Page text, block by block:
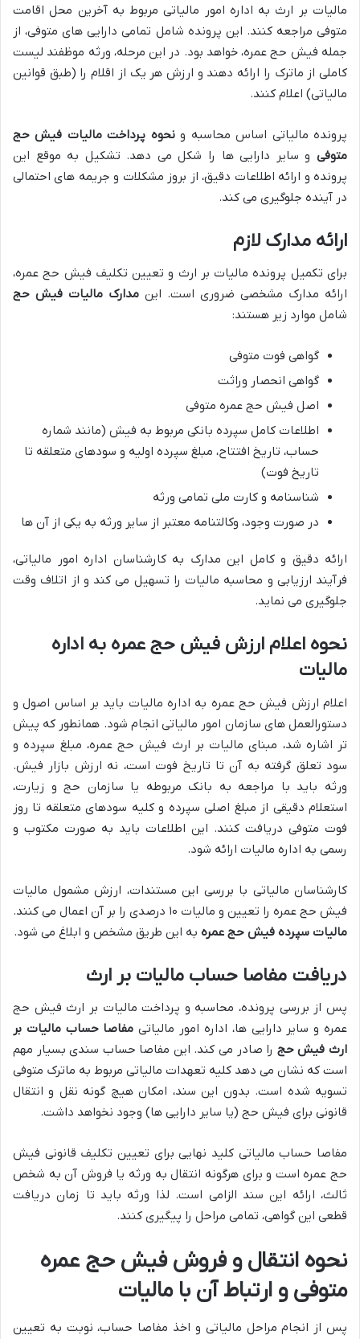
مالیات بر ارث به اداره امور مالیاتی مربوط به آخرین محل اقامت
متوفی مراجعه کنند. این پرونده شامل تمامی دارایی های متوفی، از
جمله فیش حج عمره، خواهد بود. در این مرحله، ورثه موظفند لیست
کاملی از ماترک را ارائه دهند و ارزش هر یک از اقلام را (طبق قوانین
مالیاتی) اعلام کنند.
پرونده مالیاتی اساس محاسبه ونحوه پرداخت مالیات فیش حج
متوفی و سایر دارایی ها را شکل می دهد. تشکیل به موقع این
پرونده و ارائه اطلاعات دقیق، از بروز مشکلات و جریمه های احتمالی
در آینده جلوگیری می کند.
ارائه مدارک لازم
برای تکمیل پرونده مالیات بر ارث و تعیین تکلیف فیش حج عمره،
ارائه مدارک مشخصی ضروری است. این مدارک مالیات فیش حج
شامل موارد زیر هستند:
گواهی فوت متوفی
گواهی انحصار وراثت
اصل فیش حج عمره متوفی
اطلاعات کامل سپرده بانکی مربوط به فیش (مانند شماره
حساب، تاریخ افتتاح، مبلغ سپرده اولیه و سودهای متعلقه تا
تاریخ فوت)
شناسنامه و کارت ملی تمامی ورثه
در صورت وجود، وکالتنامه معتبر از سایر ورثه به یکی از آن ها
ارائه دقیق و کامل این مدارک به کارشناسان اداره امور مالیاتی،
فرآیند ارزیابی و محاسبه مالیات را تسهیل می کند و از اتلاف وقت
جلوگیری می نماید.
نحوه اعلام ارزش فیش حج عمره به اداره
مالیات
اعلام ارزش فیش حج عمره به اداره مالیات باید بر اساس اصول و
دستورالعمل های سازمان امور مالیاتی انجام شود. همانطور که پیش
تر اشاره شد، مبنای مالیات بر ارث فیش حج عمره، مبلغ سپرده و
سود تعلق گرفته به آن تا تاریخ فوت است، نه ارزش بازار فیش.
ورثه باید با مراجعه به بانک مربوطه یا سازمان حج و زیارت،
استعلام دقیقی از مبلغ اصلی سپرده و کلیه سودهای متعلقه تا روز
فوت متوفی دریافت کنند. این اطلاعات باید به صورت مکتوب و
رسمی به اداره مالیات ارائه شود.
کارشناسان مالیاتی با بررسی این مستندات، ارزش مشمول مالیات
فیش حج عمره را تعیین و مالیات ۱۰ درصدی را بر آن اعمال می کنند.
مالیات سپرده فیش حج عمره به این طریق مشخص و ابلاغ می شود.
دریافت مفاصا حساب مالیات بر ارث
پس از بررسی پرونده، محاسبه و پرداخت مالیات بر ارث فیش حج
عمره و سایر دارایی ها، اداره امور مالیاتی مفاصا حساب مالیات بر
ارث فیش حج را صادر می کند. این مفاصا حساب سندی بسیار مهم
است که نشان می دهد کلیه تعهدات مالیاتی مربوط به ماترک متوفی
تسویه شده است. بدون این سند، امکان هیچ گونه نقل و انتقال
قانونی برای فیش حج (یا سایر دارایی ها) وجود نخواهد داشت.
مفاصا حساب مالیاتی کلید نهایی برای تعیین تکلیف قانونی فیش
حج عمره است و برای هرگونه انتقال به ورثه یا فروش آن به شخص
ثالث، ارائه این سند الزامی است. لذا ورثه باید تا زمان دریافت
قطعی این گواهی، تمامی مراحل را پیگیری کنند.
نحوه انتقال و فروش فیش حج عمره
متوفی و ارتباط آن با مالیات
پس از انجام مراحل مالیاتی و اخذ مفاصا حساب، نوبت به تعیین